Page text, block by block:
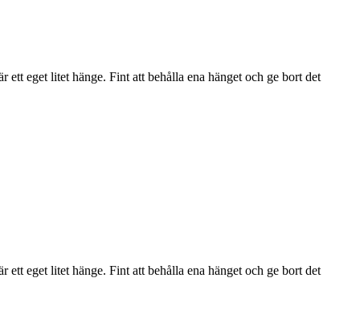
ett eget litet hänge. Fint att behålla ena hänget och ge bort det
ett eget litet hänge. Fint att behålla ena hänget och ge bort det